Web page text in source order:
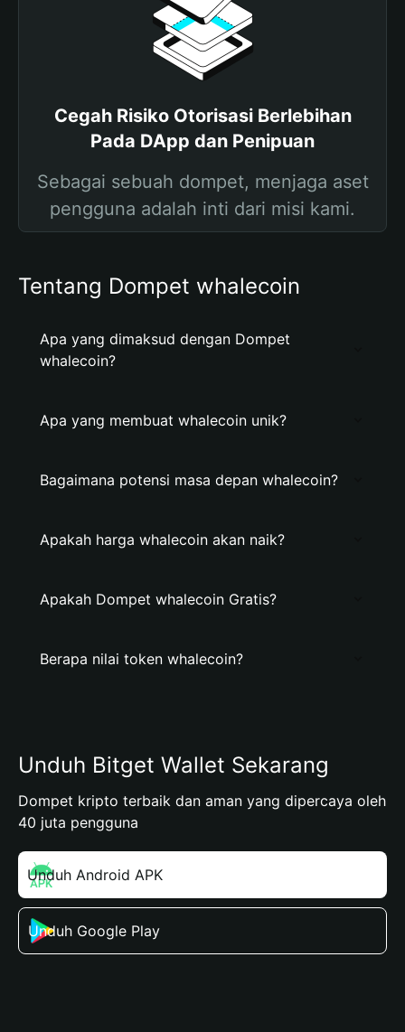
Cegah Risiko Otorisasi Berlebihan
Pada DApp dan Penipuan
Sebagai sebuah dompet, menjaga aset
pengguna adalah inti dari misi kami.
Tentang Dompet whalecoin
Apa yang dimaksud dengan Dompet
whalecoin?
Apa yang membuat whalecoin unik?
Bagaimana potensi masa depan whalecoin?
Apakah harga whalecoin akan naik?
Apakah Dompet whalecoin Gratis?
Berapa nilai token whalecoin?
Unduh Bitget Wallet Sekarang
Dompet kripto terbaik dan aman yang dipercaya oleh
40 juta pengguna
Unduh Android APK
Unduh Google Play